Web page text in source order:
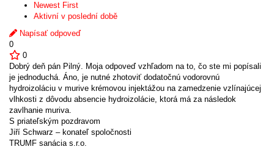
Newest First
Aktivní v poslední době
Napísať odpoveď
0
0
Dobrý deň pán Pilný. Moja odpoveď vzhľadom na to, čo ste mi popísali
je jednoduchá. Áno, je nutné zhotoviť dodatočnú vodorovnú
hydroizoláciu v murive krémovou injektážou na zamedzenie vzlínajúcej
vlhkosti z dôvodu absencie hydroizolácie, ktorá má za následok
zavlhanie muriva.
S priateľským pozdravom
Jiří Schwarz – konateľ spoločnosti
TRUMF sanácia s.r.o.